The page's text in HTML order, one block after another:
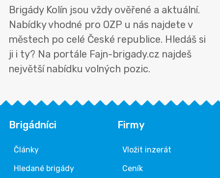
Brigády Kolín jsou vždy ověřené a aktuální.
Nabídky vhodné pro OZP u nás najdete v
městech po celé České republice. Hledáš si
ji i ty? Na portále Fajn-brigady.cz najdeš
největší nabídku volných pozic.
Brigádníci
Články
Hledané brigády
Firmy
Vložit inzerát
Ceník